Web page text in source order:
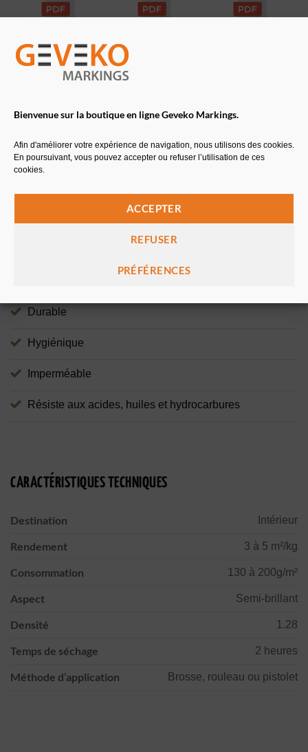
Bienvenue sur la boutique en ligne Geveko Markings.
Afin d'améliorer votre expérience de navigation, nous utilisons des cookies.
En poursuivant, vous pouvez accepter ou refuser l’utilisation de ces
cookies.
ACCEPTER
REFUSER
PRÉFÉRENCES
(blanc & teintes avec
(durcisseur)
Résiste à l’ abrasion et protège les sols soumis à un
Durable
Hygiénique
Imperméable
Résiste aux acides, huiles et hydrocarbures
CARACTÉRISTIQUES TECHNIQUES
Destination Intérieur
Rendement 3 à 5 m²/kg
Consommation 130 à 200g/m²
Aspect Semi-brillant
Densité 1.28
Temps de séchage 2 heures
Méthode d’application Brosse, rouleau ou pistolet